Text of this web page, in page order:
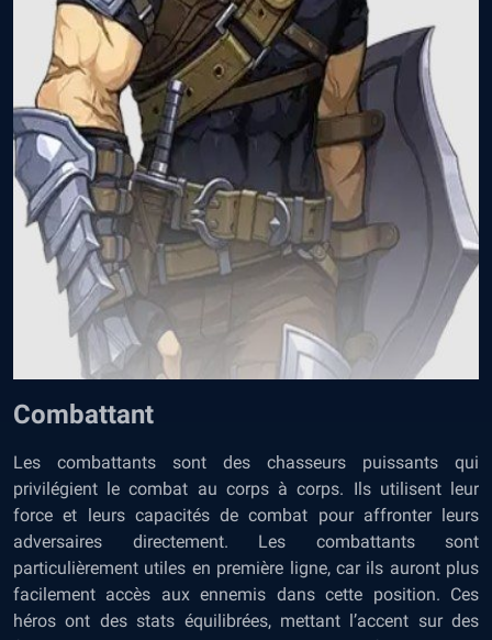
Combattant
Les combattants sont des chasseurs puissants qui
privilégient le combat au corps à corps. Ils utilisent leur
force et leurs capacités de combat pour affronter leurs
adversaires directement. Les combattants sont
particulièrement utiles en première ligne, car ils auront plus
facilement accès aux ennemis dans cette position. Ces
héros ont des stats équilibrées, mettant l’accent sur des